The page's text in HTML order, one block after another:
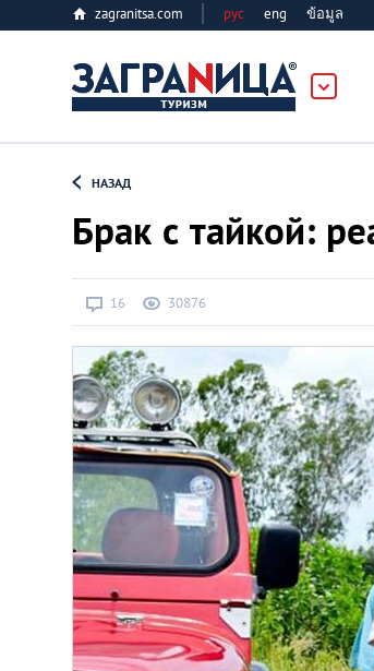
zagranitsa.com рус eng ข้อมูล
Алматы
Астана
Афины
Киев
Лондон
Лос-Анджелес
НАЗАД
Брак с тайкой:
16 30876